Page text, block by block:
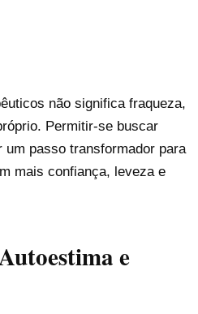
não significa fraqueza,
Permitir-se buscar
um passo transformador para
mais confiança, leveza e
e